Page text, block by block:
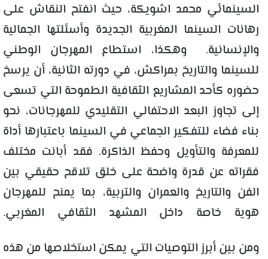
السينمائي محمد اشويكة، حيث انفتح النقاش على
رهانات السينما المغربية الجديدة وأسئلتها الجمالية
والإنسانية. وهكذا، استطاع المهرجان الوطني
للسينما والتاريخ بمراكش، في دورته الثانية، أن يرسخ
حضوره كأحد المشاريع الثقافية الطموحة التي تسعى
إلى تجاوز البعد الاحتفالي التقليدي للمهرجانات، نحو
بناء فضاء للتفكير الجماعي في السينما باعتبارها أداة
للمعرفة والتأويل وحفظ الذاكرة. فقد أبانت مختلف
فقراته عن قدرة واضحة على خلق تلاقح حقيقي بين
الفن والتاريخ والعمران والتربية، بما يمنح للمهرجان
هوية خاصة داخل المشهد الثقافي المغربي.
ومن بين أبرز التوصيات التي يمكن استخلاصها من هذه